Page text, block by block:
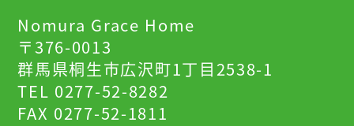
Nomura Grace Home
〒376-0013
群馬県桐生市広沢町1丁目2538-1
TEL 0277-52-8282
FAX 0277-52-1811